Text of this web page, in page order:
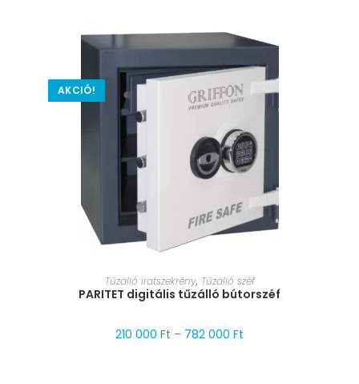
AKCIÓ!
MÉRET VÁLASZTÁSA
Tűzálló iratszekrény, Tűzálló széf
PARITET digitális tűzálló bútorszéf
210 000 Ft – 782 000 Ft